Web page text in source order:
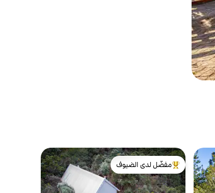
من أبرز البيوت المفضّلة لدى الضيوف
مفضّل لدى الضيوف